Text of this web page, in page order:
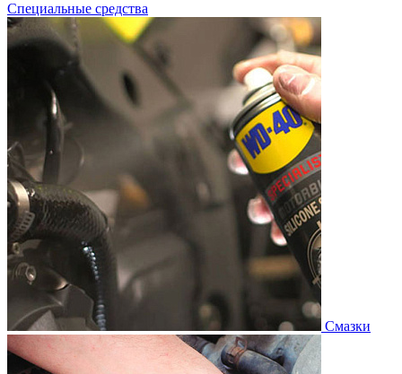
Специальные средства
Смазки